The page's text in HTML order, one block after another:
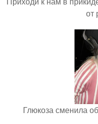
от
Глюкоза сменила